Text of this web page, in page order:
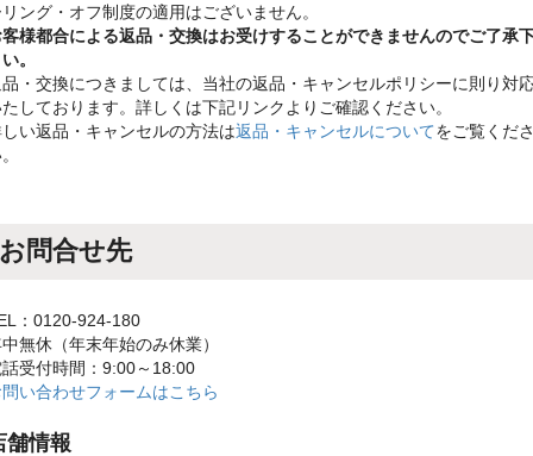
ング・オフ制度の適用はございません。
様都合による返品・交換はお受けすることができませんのでご了承
。
・交換につきましては、当社の返品・キャンセルポリシーに則り対
しております。詳しくは下記リンクよりご確認ください。
い返品・キャンセルの方法は返品・キャンセルについてをご覧くだ
お問合せ先
：0120-924-180
無休（年末年始のみ休業）
受付時間：9:00～18:00
い合わせフォームはこちら
舗情報